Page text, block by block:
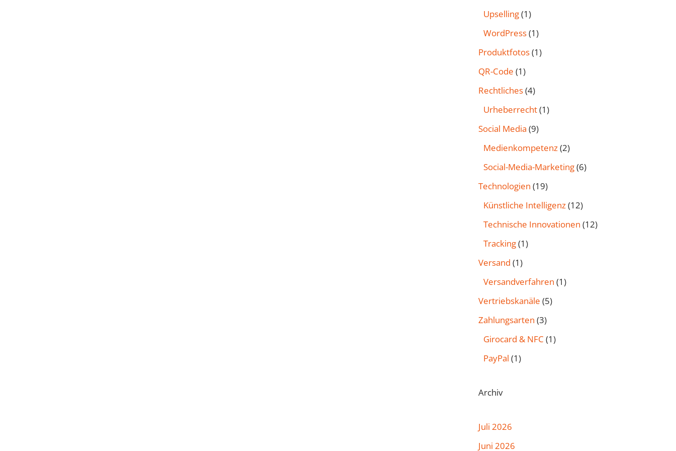
Upselling(1)
WordPress(1)
Produktfotos(1)
QR-Code (1)
Rechtliches(4)
Urheberrecht(1)
Social Media (9)
Medienkompetenz(2)
Social-Media-Marketing(6)
Technologien (19)
Künstliche Intelligenz(12)
Technische Innovationen (12)
Tracking(1)
Versand (1)
Versandverfahren (1)
Vertriebskanäle (5)
Zahlungsarten (3)
Girocard & NFC (1)
PayPal (1)
Archiv
Juli 2026
Juni 2026